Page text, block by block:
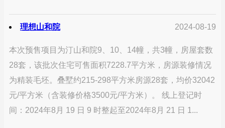
理想山和院 2024-08-19
本次预售项目为汀山和院9、10、14幢，共3幢，房屋套数
28套，该批次住宅可售面积7228.7平方米，房源装修情况
为精装毛坯。叠墅约215-298平方米房源28套，均价32042
元/平方米（含装修价格3500元/平方米）。 线上登记时
间：2024年8月 19 日 9 时整起至2024年8月 21 日 1...